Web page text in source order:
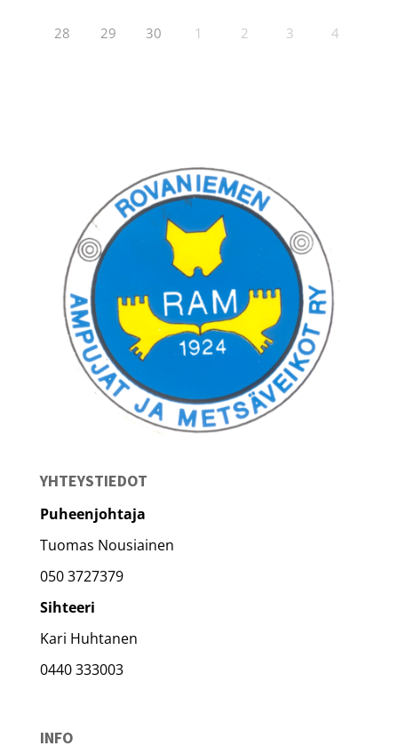
28 29 30 1 2 3 4
YHTEYSTIEDOT
Puheenjohtaja
Tuomas Nousiainen
050 3727379
Sihteeri
Kari Huhtanen
0440 333003
INFO